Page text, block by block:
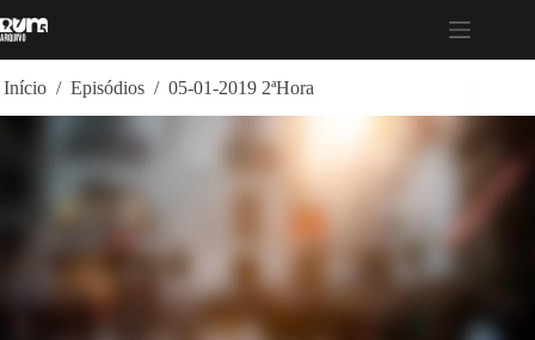
para
Início / Episódios / 05-01-2019 2ªHora